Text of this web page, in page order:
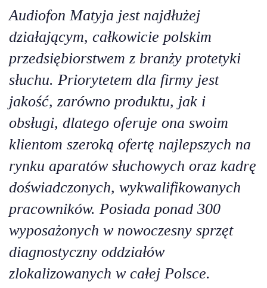
Audiofon Matyja jest najdłużej
działającym, całkowicie polskim
przedsiębiorstwem z branży protetyki
słuchu. Priorytetem dla firmy jest
jakość, zarówno produktu, jak i
obsługi, dlatego oferuje ona swoim
klientom szeroką ofertę najlepszych na
rynku aparatów słuchowych oraz kadrę
doświadczonych, wykwalifikowanych
pracowników. Posiada ponad 300
wyposażonych w nowoczesny sprzęt
diagnostyczny oddziałów
zlokalizowanych w całej Polsce.